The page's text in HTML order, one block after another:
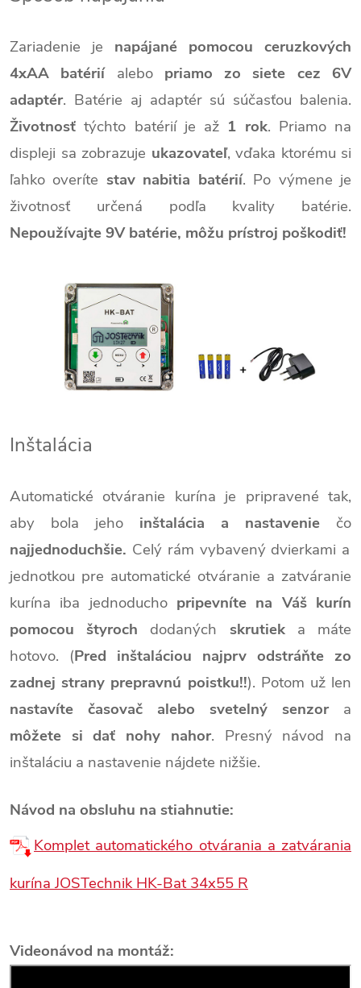
Zariadenie je napájané pomocou ceruzkových
4xAA batériíalebo priamo zo siete cez 6V
adaptér. Batérie aj adaptér sú súčasťou balenia.
Životnosť týchto batérií je až 1 rok. Priamo na
displeji sa zobrazuje ukazovateľ, vďaka ktorému si
ľahko overíte stav nabitia batérií. Po výmene je
životnosť určená podľa kvality batérie.
Nepoužívajte 9V batérie, môžu prístroj poškodiť!
Inštalácia
Automatické otváranie kurína je pripravené tak,
aby bola jeho inštalácia a nastavenie čo
najjednoduchšie. Celý rám vybavený dvierkami a
jednotkou pre automatické otváranie a zatváranie
kurína iba jednoducho pripevníte na Váš kurín
pomocou štyroch dodaných skrutieka máte
hotovo. (Pred inštaláciou najprv odstráňte zo
zadnej strany prepravnú poistku!!). Potom už len
nastavíte časovač alebo svetelný senzora
môžete si dať nohy nahor. Presný návod na
inštaláciu a nastavenie nájdete nižšie.
Návod na obsluhu na stiahnutie:
Komplet automatického otvárania a zatvárania
kurína JOSTechnik HK-Bat 34x55 R
Videonávod na montáž: